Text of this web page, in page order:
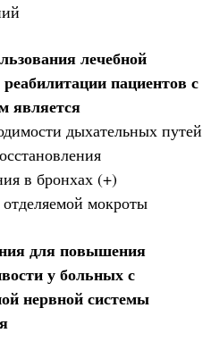
лечебной
пациентов с
является
дыхательных путей
в бронхах (+)
мокроты
для повышения
у больных с
нервной системы